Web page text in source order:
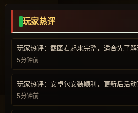
玩家热评
玩家热评：截图看起来完整，适合先了解
5分钟前
玩家热评：安卓包安装顺利，更新后活动
5分钟前